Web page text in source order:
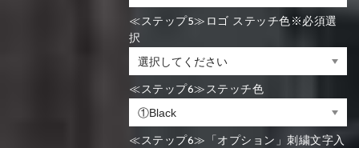
≪ステップ5≫ロゴ ステッチ色※必須選
択
≪ステップ6≫ステッチ色
≪ステップ6≫「オプション」刺繍文字入